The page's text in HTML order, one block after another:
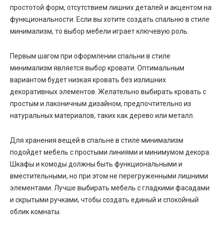
простотой форм, отсутствием лишних деталей и акцентом на
функциональности. Если вы хотите создать спальню в стиле
минимализм, то выбор мебели играет ключевую роль.
Первым шагом при оформлении спальни в стиле
минимализм является выбор кровати. Оптимальным
вариантом будет низкая кровать без излишних
декоративных элементов. Желательно выбирать кровать с
простым и лаконичным дизайном, предпочтительно из
натуральных материалов, таких как дерево или металл.
Для хранения вещей в спальне в стиле минимализм
подойдет мебель с простыми линиями и минимумом декора.
Шкафы и комоды должны быть функциональными и
вместительными, но при этом не перегруженными лишними
элементами. Лучше выбирать мебель с гладкими фасадами
и скрытыми ручками, чтобы создать единый и спокойный
облик комнаты.